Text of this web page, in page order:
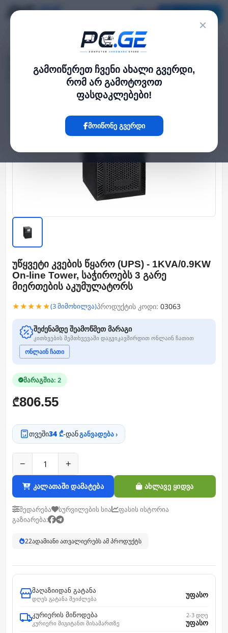
×
გამოიწერეთ ჩვენი ახალი გვერდი,
რომ არ გამოტოვოთ
ფასდაკლებები!
მოიწონე გვერდი
უწყვეტი კვების წყარო (UPS) - 1KVA/0.9KW On-line Tower, საჭიროებს 3
გარე მიერთების აკუმულატორს
უწყვეტი კვების წყარო (UPS) - 1KVA/0.9KW
On-line Tower, საჭიროებს 3 გარე
მიერთების აკუმულატორს
★★★★★(3 მიმოხილვა)პროდუქტის კოდი: 03063
შეძენამდე შეამოწმეთ მარაგი
კითხვების შემთხვევაში დაგვიკავშირდით ონლაინ ჩათით
ონლაინ ჩათი
მარაგშია: 2
₾806.55
თვეში34 ₾-დანგანვადება ›
− +
კალათაში დამატება ახლავე ყიდვა
შედარება სურვილების სია
ფასის ისტორია
გაზიარება:
22ადამიანი ათვალიერებს ამ პროდუქტს
მაღაზიიდან გატანა
დღეს გატანა შეიძლება
უფასო
კურიერის მიწოდება
კურიერი მიგიტანთ მისამართზე
2-3 დღე
უფასო